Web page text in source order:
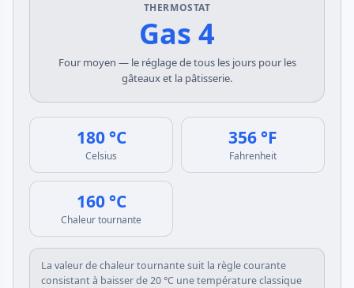
THERMOSTAT
Gas 4
Four moyen — le réglage de tous les jours pour les
gâteaux et la pâtisserie.
180 °C
Celsius
356 °F
Fahrenheit
160 °C
Chaleur tournante
La valeur de chaleur tournante suit la règle courante
consistant à baisser de 20 °C une température classique